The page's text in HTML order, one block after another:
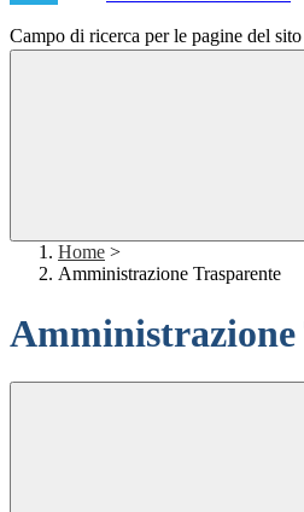
Campo di ricerca per le pagine del sito
Home >
Amministrazione Trasparente
Amministrazione